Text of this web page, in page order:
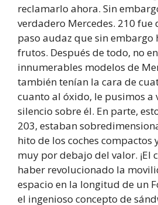
reclamarlo ahora. Sin
verdadero Mercedes. 210 fue
paso audaz que sin embargo
frutos. Después de todo, no
innumerables modelos de
también tenían la cara de
cuanto al óxido, le pusimos a
silencio sobre él. En parte,
203, estaban
hito de los coches compactos
muy por debajo del valor. ¡El
haber revolucionado la
espacio en la longitud de un
el ingenioso concepto de